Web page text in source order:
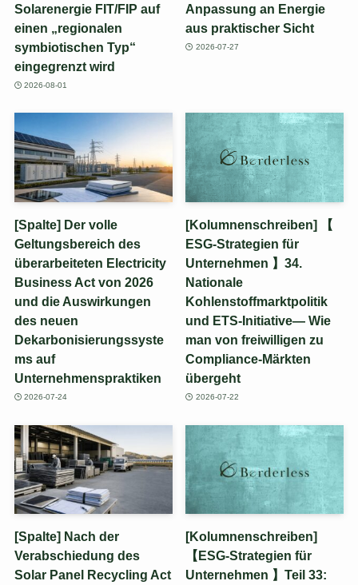
Solarenergie FIT/FIP auf
einen „regionalen
symbiotischen Typ“
eingegrenzt wird
2026-08-01
Anpassung an Energie
aus praktischer Sicht
2026-07-27
[Spalte] Der volle
Geltungsbereich des
überarbeiteten Electricity
Business Act von 2026
und die Auswirkungen
des neuen
Dekarbonisierungssyste
ms auf
Unternehmenspraktiken
2026-07-24
[Kolumnenschreiben] 【
ESG-Strategien für
Unternehmen 】34.
Nationale
Kohlenstoffmarktpolitik
und ETS-Initiative— Wie
man von freiwilligen zu
Compliance-Märkten
übergeht
2026-07-22
[Spalte] Nach der
Verabschiedung des
Solar Panel Recycling Act
[Kolumnenschreiben]
【ESG-Strategien für
Unternehmen 】Teil 33: